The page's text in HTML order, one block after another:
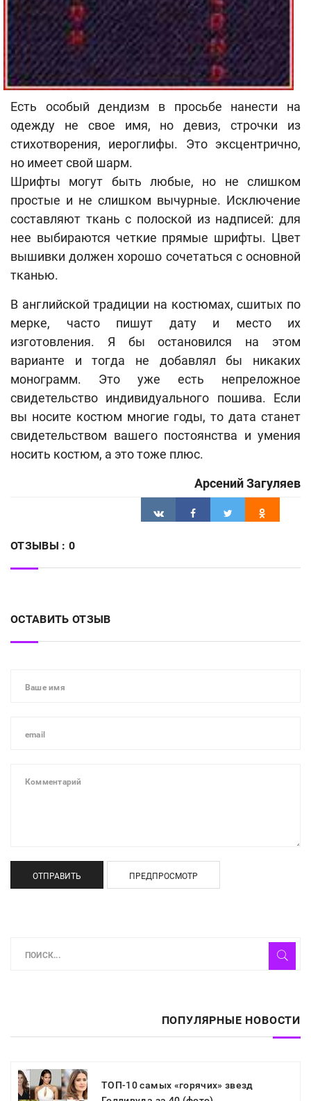
Есть особый дендизм в просьбе нанести на
одежду не свое имя, но девиз, строчки из
стихотворения, иероглифы. Это эксцентрично,
но имеет свой шарм.
Шрифты могут быть любые, но не слишком
простые и не слишком вычурные. Исключение
составляют ткань с полоской из надписей: для
нее выбираются четкие прямые шрифты. Цвет
вышивки должен хорошо сочетаться с основной
тканью.
В английской традиции на костюмах, сшитых по
мерке, часто пишут дату и место их
изготовления. Я бы остановился на этом
варианте и тогда не добавлял бы никаких
монограмм. Это уже есть непреложное
свидетельство индивидуального пошива. Если
вы носите костюм многие годы, то дата станет
свидетельством вашего постоянства и умения
носить костюм, а это тоже плюс.
Арсений Загуляев
ОТЗЫВЫ : 0
ОСТАВИТЬ ОТЗЫВ
ОТПРАВИТЬ ПРЕДПРОСМОТР
ПОПУЛЯРНЫЕ НОВОСТИ
ТОП-10 самых «горячих» звезд